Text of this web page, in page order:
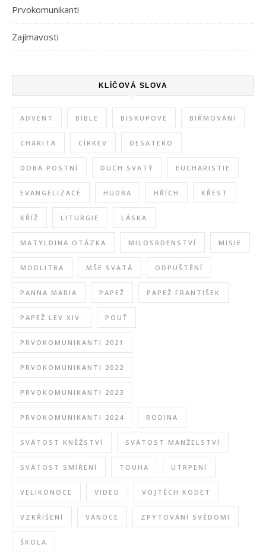
Prvokomunikanti
Zajímavosti
KLÍČOVÁ SLOVA
ADVENT BIBLE BISKUPOVÉ BIŘMOVÁNÍ
CHARITA CÍRKEV DESATERO
DOBA POSTNÍ DUCH SVATÝ EUCHARISTIE
EVANGELIZACE HUDBA HŘÍCH KŘEST
KŘÍŽ LITURGIE LÁSKA
MATYLDINA OTÁZKA MILOSRDENSTVÍ MISIE
MODLITBA MŠE SVATÁ ODPUŠTĚNÍ
PANNA MARIA PAPEŽ PAPEŽ FRANTIŠEK
PAPEŽ LEV XIV. POUŤ
PRVOKOMUNIKANTI 2021
PRVOKOMUNIKANTI 2022
PRVOKOMUNIKANTI 2023
PRVOKOMUNIKANTI 2024 RODINA
SVÁTOST KNĚŽSTVÍ SVÁTOST MANŽELSTVÍ
SVÁTOST SMÍŘENÍ TOUHA UTRPENÍ
VELIKONOCE VIDEO VOJTĚCH KODET
VZKŘÍŠENÍ VÁNOCE ZPYTOVÁNÍ SVĚDOMÍ
ŠKOLA